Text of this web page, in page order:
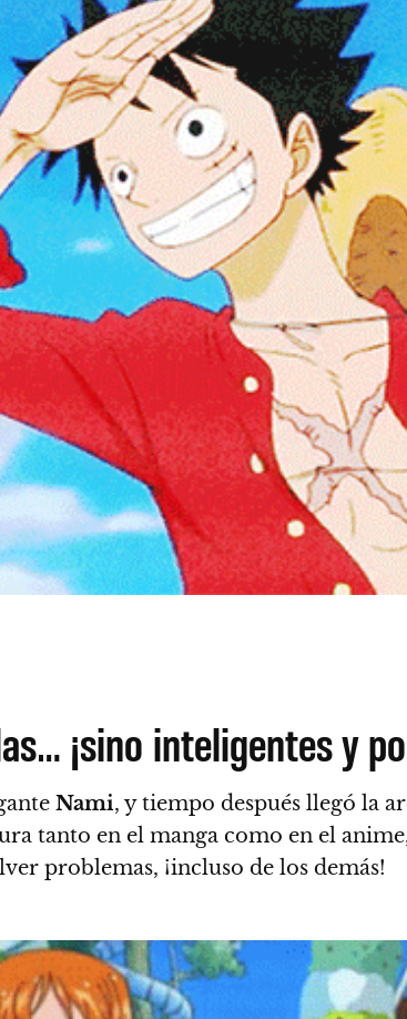
¡sino inteligentes y
Nami, y tiempo después llegó la
tanto en el manga como en el
problemas, ¡incluso de los demás!